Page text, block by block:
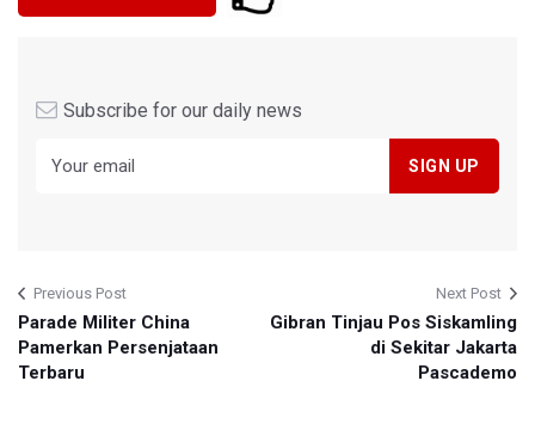
Subscribe for our daily news
Previous Post
Parade Militer China
Pamerkan Persenjataan
Terbaru
Next Post
Gibran Tinjau Pos Siskamling
di Sekitar Jakarta
Pascademo